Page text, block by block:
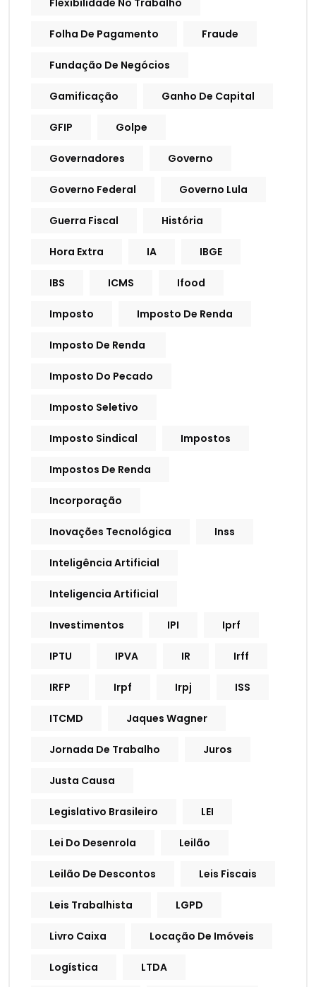
Flexibilidade No Trabalho
Folha De Pagamento Fraude
Fundação De Negócios
Gamificação Ganho De Capital
GFIP Golpe
Governadores Governo
Governo Federal Governo Lula
Guerra Fiscal História
Hora Extra IA IBGE
IBS ICMS Ifood
Imposto Imposto De Renda
Imposto De Renda
Imposto Do Pecado
Imposto Seletivo
Imposto Sindical Impostos
Impostos De Renda
Incorporação
Inovações Tecnológica Inss
Inteligência Artificial
Inteligencia Artificial
Investimentos IPI Iprf
IPTU IPVA IR Irff
IRFP Irpf Irpj ISS
ITCMD Jaques Wagner
Jornada De Trabalho Juros
Justa Causa
Legislativo Brasileiro LEI
Lei Do Desenrola Leilão
Leilão De Descontos Leis Fiscais
Leis Trabalhista LGPD
Livro Caixa Locação De Imóveis
Logística LTDA